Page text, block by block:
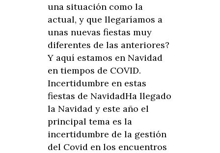
una situación como la
actual, y que llegaríamos a
unas nuevas fiestas muy
diferentes de las anteriores?
Y aquí estamos en Navidad
en tiempos de COVID.
Incertidumbre en estas
fiestas de NavidadHa llegado
la Navidad y este año el
principal tema es la
incertidumbre de la gestión
del Covid en los encuentros